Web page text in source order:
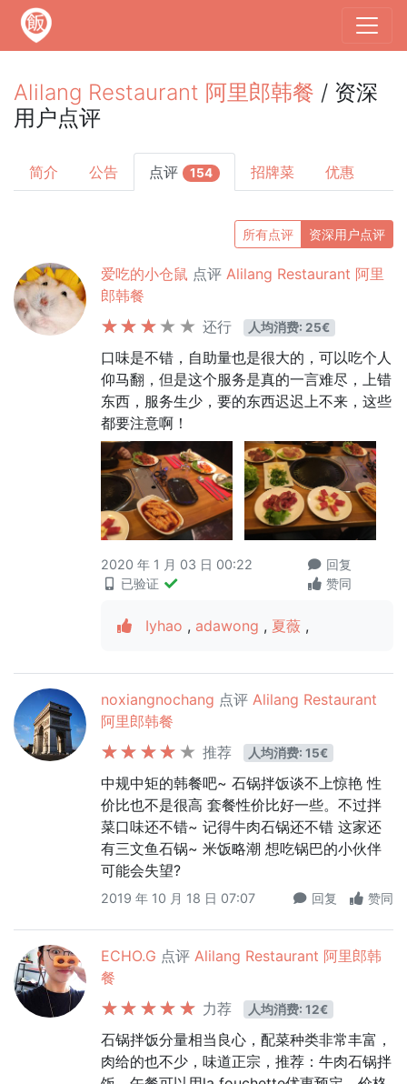
Alilang Restaurant 阿里郎韩餐 / 资深
用户点评
简介 公告 点评 154 招牌菜 优惠
所有点评 资深用户点评
爱吃的小仓鼠 点评 Alilang Restaurant 阿里
郎韩餐
还行
人均消费: 25€
口味是不错，自助量也是很大的，可以吃个人
仰马翻，但是这个服务是真的一言难尽，上错
东西，服务生少，要的东西迟迟上不来，这些
都要注意啊！
2020 年 1 月 03 日 00:22
已验证
回复
赞同
Iyhao , adawong , 夏薇 ,
noxiangnochang 点评 Alilang Restaurant
阿里郎韩餐
推荐
人均消费: 15€
中规中矩的韩餐吧~ 石锅拌饭谈不上惊艳 性
价比也不是很高 套餐性价比好一些。不过拌
菜口味还不错~ 记得牛肉石锅还不错 这家还
有三文鱼石锅~ 米饭略潮 想吃锅巴的小伙伴
可能会失望?
2019 年 10 月 18 日 07:07 回复 赞同
ECHO.G 点评 Alilang Restaurant 阿里郎韩
餐
力荐
人均消费: 12€
石锅拌饭分量相当良心，配菜种类非常丰富，
肉给的也不少，味道正宗，推荐：牛肉石锅拌